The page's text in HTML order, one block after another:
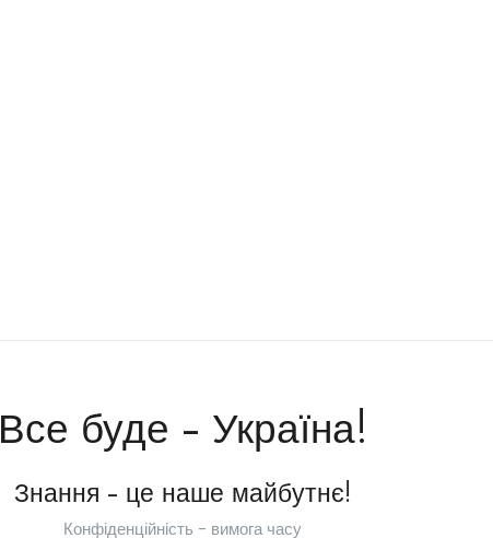
Все буде - Україна!
Знання - це наше майбутнє!
Конфіденційність - вимога часу